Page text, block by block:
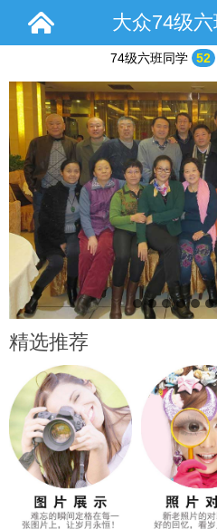
大众74级
74级六班同学 52
2015年聚会合影
精选推荐